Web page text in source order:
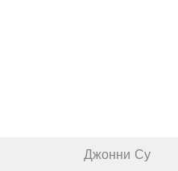
Джонни Су